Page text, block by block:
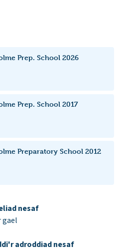
Prep. School 2026
Prep. School 2017
Preparatory School 2012
nesaf
gael
adroddiad nesaf